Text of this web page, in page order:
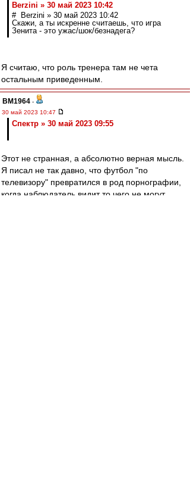
Berzini » 30 май 2023 10:42
# Berzini » 30 май 2023 10:42
Скажи, а ты искренне считаешь, что игра
Зенита - это ужас/шок/безнадега?
Я считаю, что роль тренера там не чета
остальным приведенным.
BM1964 -
30 май 2023 10:47
Спектр » 30 май 2023 09:55
Этот не странная, а абсолютно верная мысль.
Я писал не так давно, что футбол "по
телевизору" превратился в род порнографии,
когда наблюдатель видит то чего не могут